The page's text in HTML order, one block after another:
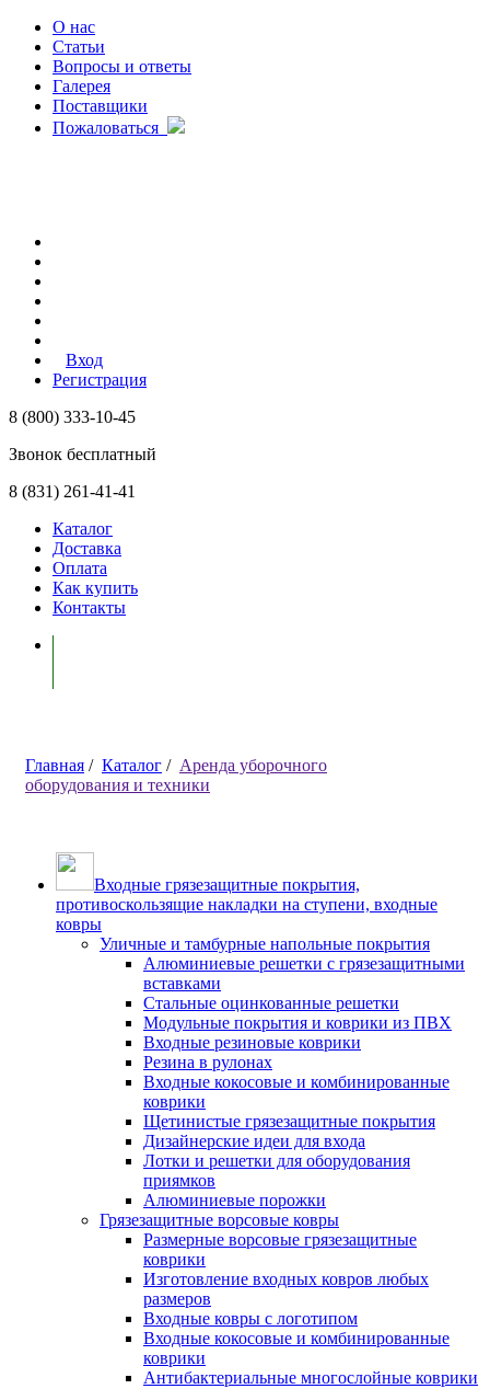
О нас
Статьи
Вопросы и ответы
Галерея
Поставщики
Пожаловаться
Вход
Регистрация
8 (800) 333-10-45
Звонок бесплатный
8 (831) 261-41-41
Каталог
Доставка
Оплата
Как купить
Контакты
Главная / Каталог / Аренда уборочного
оборудования и техники
Входные грязезащитные покрытия,
противоскользящие накладки на ступени, входные
ковры
Уличные и тамбурные напольные покрытия
Алюминиевые решетки с грязезащитными
вставками
Стальные оцинкованные решетки
Модульные покрытия и коврики из ПВХ
Входные резиновые коврики
Резина в рулонах
Входные кокосовые и комбинированные
коврики
Щетинистые грязезащитные покрытия
Дизайнерские идеи для входа
Лотки и решетки для оборудования
приямков
Алюминиевые порожки
Грязезащитные ворсовые ковры
Размерные ворсовые грязезащитные
коврики
Изготовление входных ковров любых
размеров
Входные ковры с логотипом
Входные кокосовые и комбинированные
коврики
Антибактериальные многослойные коврики